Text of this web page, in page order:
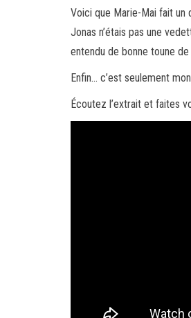
Voici que Marie-Mai fait un
Jonas n’étais pas une
entendu de bonne toune
Enfin… c’est seulement
Écoutez l’extrait et faites